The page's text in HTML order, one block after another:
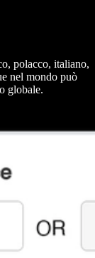
polacco, italiano,
nel mondo può
globale.